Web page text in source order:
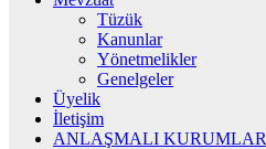
Tüzük
Kanunlar
Yönetmelikler
Genelgeler
Üyelik
İletişim
ANLAŞMALI KURUMLAR